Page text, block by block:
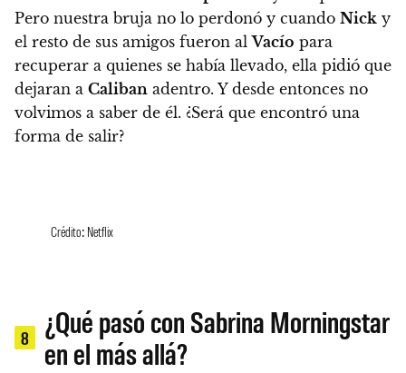
Pero nuestra bruja no lo perdonó y cuando Nick y
el resto de sus amigos fueron alVacío para
recuperar a quienes se había llevado, ella pidió que
dejaran a Caliban adentro. Y desde entonces no
volvimos a saber de él. ¿Será que encontró una
forma de salir?
Crédito: Netflix
8
¿Qué pasó con Sabrina Morningstar
en el más allá?